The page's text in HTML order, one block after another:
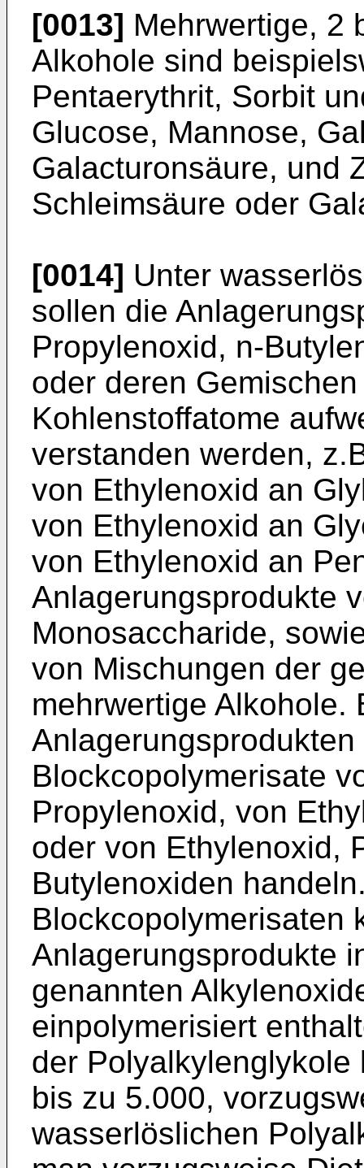
[0013] Mehrwertige, 2
Alkohole sind
Pentaerythrit, Sorbit
Glucose, Mannose,
Galacturonsäure, und
Schleimsäure oder
[0014] Unter
sollen die
Propylenoxid, n-
oder deren
Kohlenstoffatome
verstanden werden,
von Ethylenoxid an
von Ethylenoxid an
von Ethylenoxid an
Anlagerungsprodukte
Monosaccharide,
von Mischungen der
mehrwertige Alkohole.
Blockcopolymerisate
Propylenoxid, von
oder von Ethylenoxid,
Butylenoxiden
Blockcopolymerisaten
Anlagerungsprodukte
genannten
einpolymerisiert
der
bis zu 5.000,
wasserlöslichen